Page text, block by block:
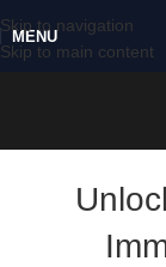
Skip to navigation
Skip to main content
MENU